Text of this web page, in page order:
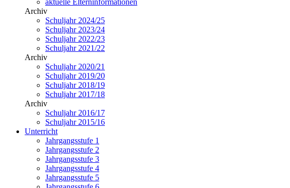
aktuelle Elterninformationen
Archiv
Schuljahr 2024/25
Schuljahr 2023/24
Schuljahr 2022/23
Schuljahr 2021/22
Archiv
Schuljahr 2020/21
Schuljahr 2019/20
Schuljahr 2018/19
Schuljahr 2017/18
Archiv
Schuljahr 2016/17
Schuljahr 2015/16
Unterricht
Jahrgangsstufe 1
Jahrgangsstufe 2
Jahrgangsstufe 3
Jahrgangsstufe 4
Jahrgangsstufe 5